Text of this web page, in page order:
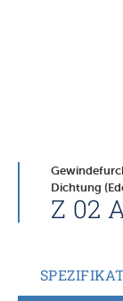
Dichtung
Z 02